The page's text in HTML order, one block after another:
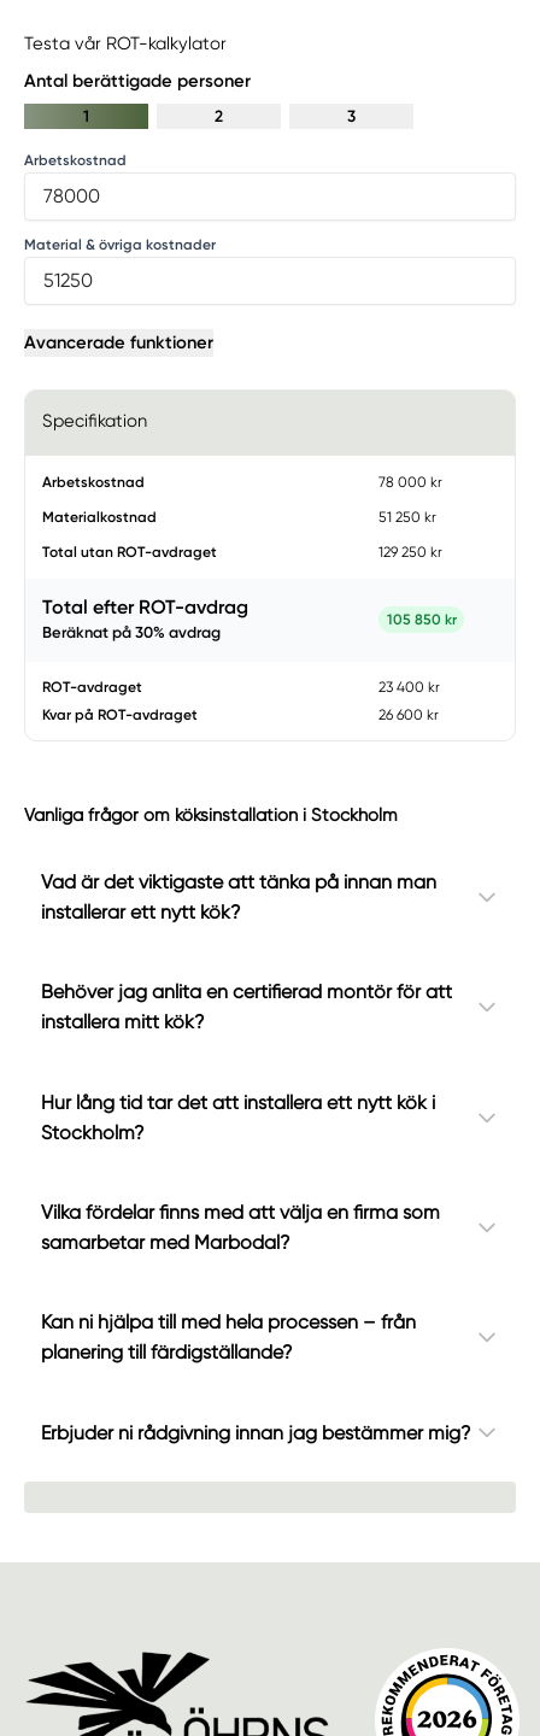
Testa vår ROT-kalkylator
Antal berättigade personer
1 2 3
Arbetskostnad
Material & övriga kostnader
Avancerade funktioner
Specifikation
Arbetskostnad 78 000 kr
Materialkostnad 51 250 kr
Total utan ROT-avdraget 129 250 kr
Total efter ROT-avdrag
Beräknat på 30% avdrag
105 850 kr
ROT-avdraget
23 400 kr
Kvar på ROT-avdraget
26 600 kr
Vanliga frågor om köksinstallation i Stockholm
Vad är det viktigaste att tänka på innan man
installerar ett nytt kök?
Behöver jag anlita en certifierad montör för att
installera mitt kök?
Hur lång tid tar det att installera ett nytt kök i
Stockholm?
Vilka fördelar finns med att välja en firma som
samarbetar med Marbodal?
Kan ni hjälpa till med hela processen – från
planering till färdigställande?
Erbjuder ni rådgivning innan jag bestämmer mig?